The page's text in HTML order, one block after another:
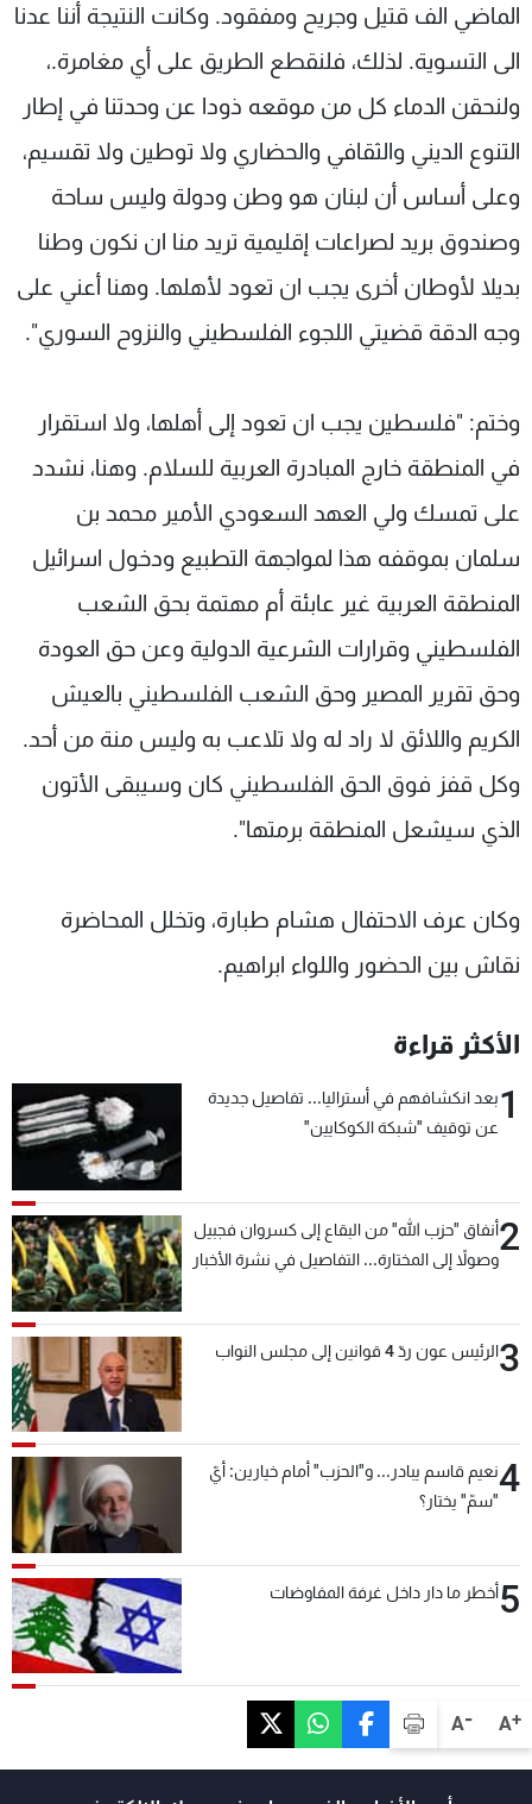
A+
A-
الماضي الف قتيل وجريح ومفقود. وكانت النتيجة أننا عدنا
الى التسوية. لذلك، فلنقطع الطريق على أي مغامرة.،
ولنحقن الدماء كل من موقعه ذودا عن وحدتنا في إطار
التنوع الديني والثقافي والحضاري ولا توطين ولا تقسيم،
وعلى أساس أن لبنان هو وطن ودولة وليس ساحة
وصندوق بريد لصراعات إقليمية تريد منا ان نكون وطنا
بديلا لأوطان أخرى يجب ان تعود لأهلها. وهنا أعني على
وجه الدقة قضيتي اللجوء الفلسطيني والنزوح السوري".
وختم: "فلسطين يجب ان تعود إلى أهلها، ولا استقرار
في المنطقة خارج المبادرة العربية للسلام. وهنا، نشدد
على تمسك ولي العهد السعودي الأمير محمد بن
سلمان بموقفه هذا لمواجهة التطبيع ودخول اسرائيل
المنطقة العربية غير عابئة أم مهتمة بحق الشعب
الفلسطيني وقرارات الشرعية الدولية وعن حق العودة
وحق تقرير المصير وحق الشعب الفلسطيني بالعيش
الكريم واللائق لا راد له ولا تلاعب به وليس منة من أحد.
وكل قفز فوق الحق الفلسطيني كان وسيبقى الأتون
الذي سيشعل المنطقة برمتها".
وكان عرف الاحتفال هشام طبارة، وتخلل المحاضرة
نقاش بين الحضور واللواء ابراهيم.
الأكثر قراءة
1بعد انكشافهم في أستراليا... تفاصيل جديدة
عن توقيف "شبكة الكوكايين"
2أنفاق "حزب الله" من البقاع إلى كسروان فجبيل
وصولاً إلى المختارة... التفاصيل في نشرة الأخبار
3الرئيس عون ردّ 4 قوانين إلى مجلس النواب
4نعيم قاسم يبادر... و"الحزب" أمام خيارين: أيّ
"سمّ" يختار؟
5أخطر ما دار داخل غرفة المفاوضات